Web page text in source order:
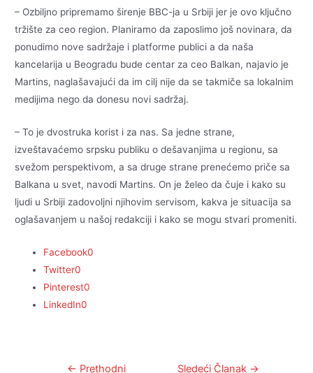
– Ozbiljno pripremamo širenje BBC-ja u Srbiji jer je ovo ključno
tržište za ceo region. Planiramo da zaposlimo još novinara, da
ponudimo nove sadržaje i platforme publici a da naša
kancelarija u Beogradu bude centar za ceo Balkan, najavio je
Martins, naglašavajući da im cilj nije da se takmiče sa lokalnim
medijima nego da donesu novi sadržaj.
– To je dvostruka korist i za nas. Sa jedne strane,
izveštavaćemo srpsku publiku o dešavanjima u regionu, sa
svežom perspektivom, a sa druge strane prenećemo priče sa
Balkana u svet, navodi Martins. On je želeo da čuje i kako su
ljudi u Srbiji zadovoljni njihovim servisom, kakva je situacija sa
oglašavanjem u našoj redakciji i kako se mogu stvari promeniti.
Facebook0
Twitter0
Pinterest0
LinkedIn0
Kretanje← Prethodni
Sledeći Članak →